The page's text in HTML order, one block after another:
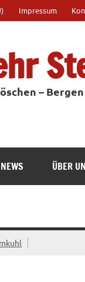
Impressum
–
NEWS ÜBER